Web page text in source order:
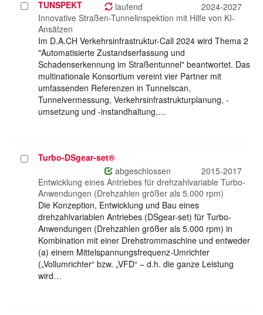
Projekt
auswählen
TUNSPEKT laufend
2024-2027
Innovative Straßen-Tunnelinspektion mit Hilfe von KI-
Ansätzen
Im D.A.CH Verkehrsinfrastruktur-Call 2024 wird Thema 2
"Automatisierte Zustandserfassung und
Schadenserkennung im Straßentunnel" beantwortet. Das
multinationale Konsortium vereint vier Partner mit
umfassenden Referenzen in Tunnelscan,
Tunnelvermessung, Verkehrsinfrastrukturplanung, -
umsetzung und -instandhaltung,…
ProjektTurbo-DSgear-set®
abgeschlossen
2015-2017
Entwicklung eines Antriebes für drehzahlvariable Turbo-
Anwendungen (Drehzahlen größer als 5.000 rpm)
Die Konzeption, Entwicklung und Bau eines
drehzahlvariablen Antriebes (DSgear-set) für Turbo-
Anwendungen (Drehzahlen größer als 5.000 rpm) in
Kombination mit einer Drehstrommaschine und entweder
(a) einem Mittelspannungsfrequenz-Umrichter
(„Vollumrichter“ bzw. „VFD“ – d.h. die ganze Leistung
wird…